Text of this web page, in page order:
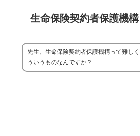
生命保険契約者保護機
先生、生命保険契約者保護機構って難し
ういうものなんですか？